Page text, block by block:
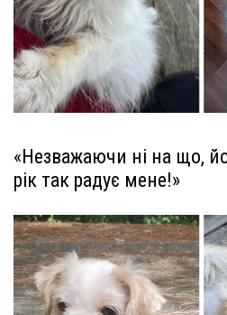
«Незважаючи ні на що,
рік так радує мене!»